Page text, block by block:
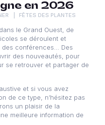
en 2026
FÊTES DES PLANTES
le Grand Ouest, de
se déroulent et
des conférences… Des
des nouveautés, pour
se retrouver et partager de
et si vous avez
de ce type, n’hésitez pas
un plaisir de la
meilleure information de